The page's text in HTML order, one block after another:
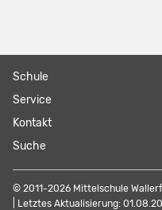
Navigation
überspringen
Schule
Service
Kontakt
Suche
© 2011-2026 Mittelschule
| Letztes Aktualisierung: